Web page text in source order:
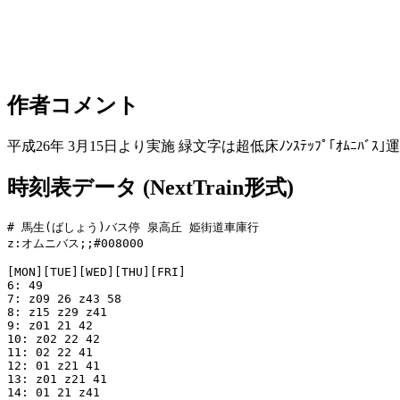
作者コメント
平成26年 3月15日より実施 緑文字は超低床ﾉﾝｽﾃｯﾌﾟ｢ｵﾑﾆﾊﾞｽ｣
時刻表データ (NextTrain形式)
# 馬生(ばしょう)バス停 泉高丘 姫街道車庫行
z:オムニバス;;#008000
[MON][TUE][WED][THU][FRI]
6: 49
7: z09 26 z43 58
8: z15 z29 z41
9: z01 21 42
10: z02 22 42
11: 02 22 41
12: 01 z21 41
13: z01 z21 41
14: 01 21 z41